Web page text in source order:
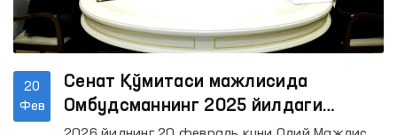
20
Фев
Сенат Қўмитаси мажлисида
Омбудсманнинг 2025 йилдаги
фаолияти тўғрисидаги маърузаси